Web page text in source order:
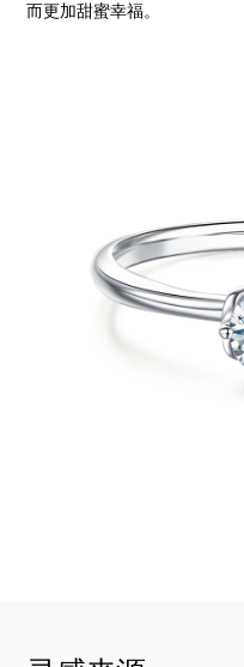
而更加甜蜜幸福。